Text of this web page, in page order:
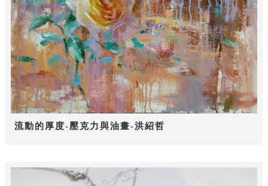
流動的厚度-壓克力與油畫-洪紹哲